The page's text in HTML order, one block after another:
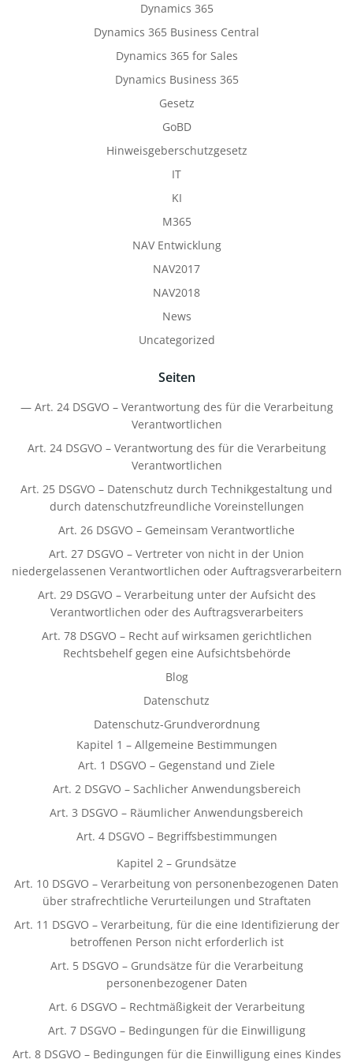
Dynamics 365
Dynamics 365 Business Central
Dynamics 365 for Sales
Dynamics Business 365
Gesetz
GoBD
Hinweisgeberschutzgesetz
IT
KI
M365
NAV Entwicklung
NAV2017
NAV2018
News
Uncategorized
Seiten
— Art. 24 DSGVO – Verantwortung des für die Verarbeitung
Verantwortlichen
Art. 24 DSGVO – Verantwortung des für die Verarbeitung
Verantwortlichen
Art. 25 DSGVO – Datenschutz durch Technikgestaltung und
durch datenschutzfreundliche Voreinstellungen
Art. 26 DSGVO – Gemeinsam Verantwortliche
Art. 27 DSGVO – Vertreter von nicht in der Union
niedergelassenen Verantwortlichen oder Auftragsverarbeitern
Art. 29 DSGVO – Verarbeitung unter der Aufsicht des
Verantwortlichen oder des Auftragsverarbeiters
Art. 78 DSGVO – Recht auf wirksamen gerichtlichen
Rechtsbehelf gegen eine Aufsichtsbehörde
Blog
Datenschutz
Datenschutz-Grundverordnung
Kapitel 1 – Allgemeine Bestimmungen
Art. 1 DSGVO – Gegenstand und Ziele
Art. 2 DSGVO – Sachlicher Anwendungsbereich
Art. 3 DSGVO – Räumlicher Anwendungsbereich
Art. 4 DSGVO – Begriffsbestimmungen
Kapitel 2 – Grundsätze
Art. 10 DSGVO – Verarbeitung von personenbezogenen Daten
über strafrechtliche Verurteilungen und Straftaten
Art. 11 DSGVO – Verarbeitung, für die eine Identifizierung der
betroffenen Person nicht erforderlich ist
Art. 5 DSGVO – Grundsätze für die Verarbeitung
personenbezogener Daten
Art. 6 DSGVO – Rechtmäßigkeit der Verarbeitung
Art. 7 DSGVO – Bedingungen für die Einwilligung
Art. 8 DSGVO – Bedingungen für die Einwilligung eines Kindes